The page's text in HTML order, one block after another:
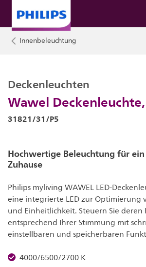
Innenbeleuchtung
Wawel
Deckenleuchten
31821/31/P5
Hochwertige Beleuchtung für
Zuhause
Philips myliving WAWEL LED-
eine integrierte LED zur Optimierung
und Einheitlichkeit. Steuern Sie
entsprechend Ihrer Stimmung mit
einstellbaren und speicherbaren
4000/6500/2700 K